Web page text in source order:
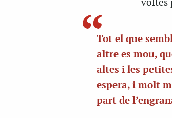
voltes
Tot el que
altre es mou,
altes i les
espera, i molt
part de